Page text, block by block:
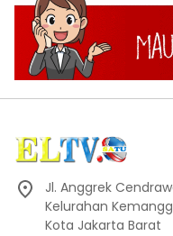
Jl. Anggrek
Kelurahan
Kota Jakarta Barat